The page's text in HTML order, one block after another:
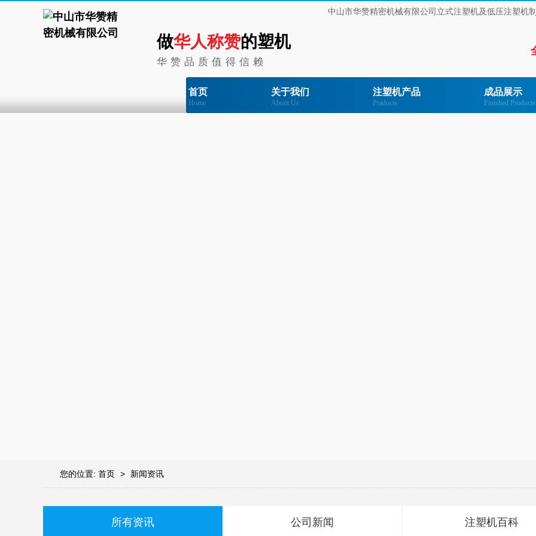
中山市华赞精密机械有限公司立式注塑机及低压注塑机
做华人称赞的塑机
华赞品质值得信赖
首页
Home
关于我们
About Us
注塑机产品
Praducts
成品展示
Finished Products
您的位置: 首页 > 新闻资讯
所有资讯 公司新闻 注塑机百科